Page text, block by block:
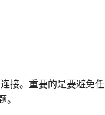
接。重要的是要避免任